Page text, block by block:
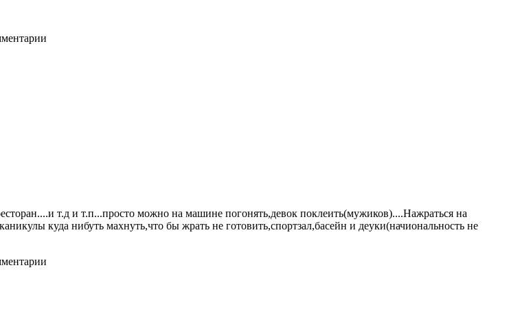
т.д и т.п...просто можно на машине погонять,девок поклеить(мужиков)....Нажраться на
куда нибуть махнуть,что бы жрать не готовить,спортзал,басейн и деуки(начиональность не